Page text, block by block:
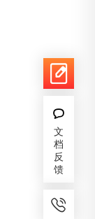
文
档
反
馈